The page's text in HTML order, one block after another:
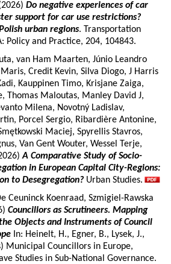
Do negative experiences of car
support for car use restrictions?
urban regions. Transportation
Policy and Practice, 204, 104843.
van Ham Maarten, Júnio Leandro
Credit Kevin, Silva Diogo, J Harris
Kauppinen Timo, Krisjane Zaiga,
Thomas Maloutas, Manley David J,
Milena, Novotný Ladislav,
Porcel Sergio, Ribardière Antonine,
Maciej, Spyrellis Stavros,
Van Gent Wouter, Wessel Terje,
A Comparative Study of Socio-
in European Capital City-Regions:
to Desegregation? Urban Studies.
Ceuninck Koenraad, Szmigiel-Rawska
Councillors as Scrutineers. Mapping
Objects and Instruments of Council
In: Heinelt, H., Egner, B., Lysek, J.,
Municipal Councillors in Europe,
Studies in Sub-National Governance.